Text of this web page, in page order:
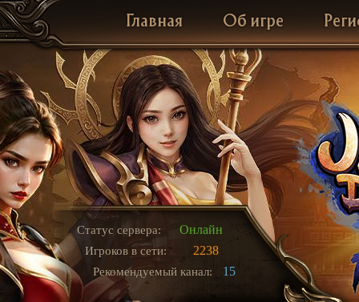
Главная Об игре
Статус сервера: Онлайн
Игроков в сети: 2238
Рекомендуемый канал: 15